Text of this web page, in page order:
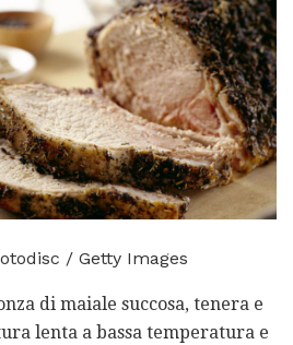
/ Getty Images
di maiale succosa, tenera e
lenta a bassa temperatura e